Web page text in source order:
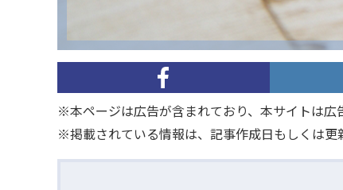
※本ページは広告が含まれており、本サイトは広
※掲載されている情報は、記事作成日もしくは更